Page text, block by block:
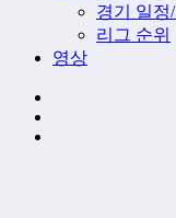
경기 일정
리그 순위
영상